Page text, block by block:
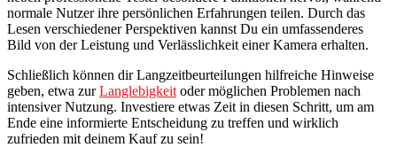
normale Nutzer ihre persönlichen Erfahrungen teilen. Durch das
Lesen verschiedener Perspektiven kannst Du ein umfassenderes
Bild von der Leistung und Verlässlichkeit einer Kamera erhalten.
Schließlich können dir Langzeitbeurteilungen hilfreiche Hinweise
geben, etwa zurLanglebigkeit oder möglichen Problemen nach
intensiver Nutzung. Investiere etwas Zeit in diesen Schritt, um am
Ende eine informierte Entscheidung zu treffen und wirklich
zufrieden mit deinem Kauf zu sein!